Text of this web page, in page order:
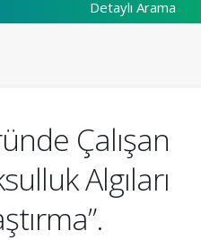
Detaylı Arama
Çalışan
Algıları